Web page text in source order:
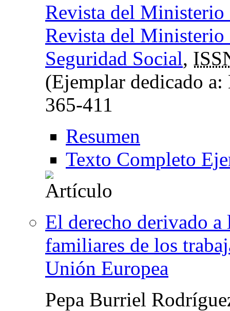
Revista del Ministerio
Revista del
Seguridad Social,
(Ejemplar dedicado
365-411
Resumen
Texto Completo
El derecho derivado a
familiares de los
Unión Europea
Pepa Burriel